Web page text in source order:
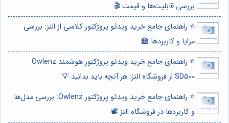
بررسی قابلیت‌ها و قیمت 🎬
⭐️ راهنمای جامع خرید ویدئو پروژکتور کلاسی از النز: بررسی
مزایا و کاربردها 🏫
⭐️ راهنمای جامع خرید ویدئو پروژکتور هوشمند Owlenz
SD500 از فروشگاه النز: هر آنچه باید بدانید 💡
⭐️ راهنمای جامع خرید ویدئو پروژکتور Owlenz: بررسی مدل‌ها
و کاربردها در فروشگاه النز 📽️